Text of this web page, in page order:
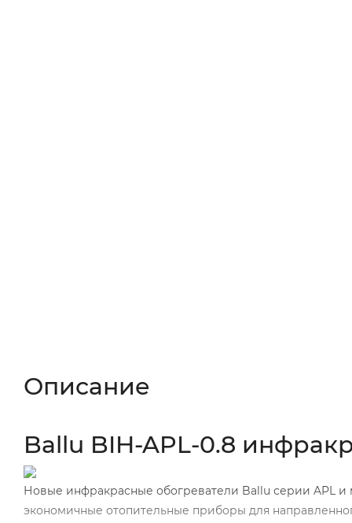
Описание
Ballu BIH-APL-0.8
Новые инфракрасные обогреватели Ballu серии APL
экономичные отопительные приборы для